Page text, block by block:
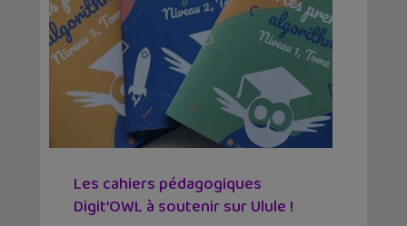
Les cahiers pédagogiques
Digit’OWL à soutenir sur Ulule !